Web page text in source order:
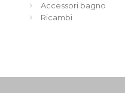
Accessori bagno
Ricambi